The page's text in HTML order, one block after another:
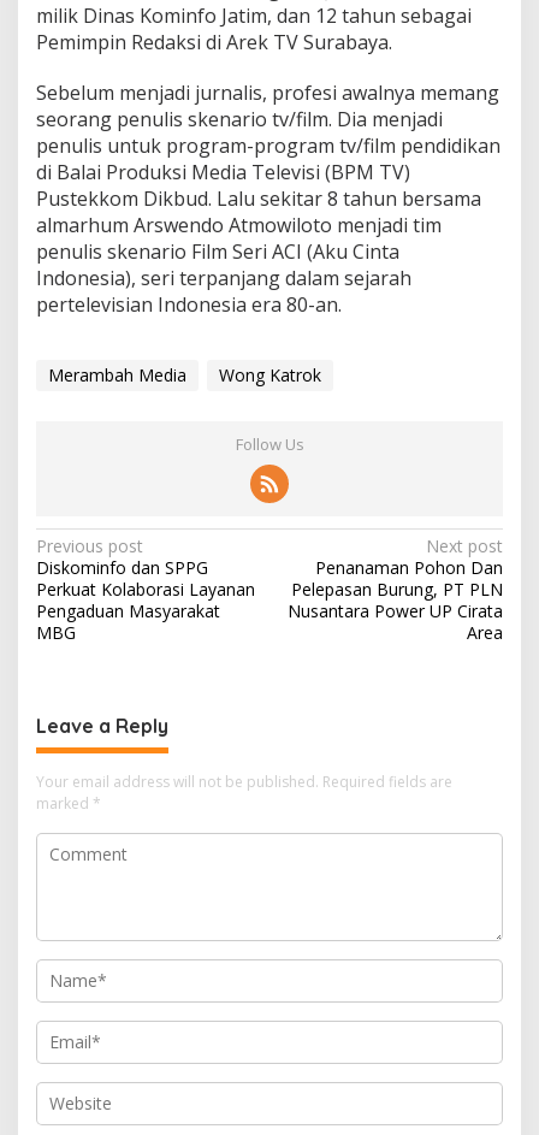
milik Dinas Kominfo Jatim, dan 12 tahun sebagai
Pemimpin Redaksi di Arek TV Surabaya.
Sebelum menjadi jurnalis, profesi awalnya memang
seorang penulis skenario tv/film. Dia menjadi
penulis untuk program-program tv/film pendidikan
di Balai Produksi Media Televisi (BPM TV)
Pustekkom Dikbud. Lalu sekitar 8 tahun bersama
almarhum Arswendo Atmowiloto menjadi tim
penulis skenario Film Seri ACI (Aku Cinta
Indonesia), seri terpanjang dalam sejarah
pertelevisian Indonesia era 80-an.
Merambah Media Wong Katrok
Follow Us
Post
navigation
Previous post
Diskominfo dan SPPG
Perkuat Kolaborasi Layanan
Pengaduan Masyarakat
MBG
Next post
Penanaman Pohon Dan
Pelepasan Burung, PT PLN
Nusantara Power UP Cirata
Area
Leave a Reply
Your email address will not be published. Required fields are
marked *